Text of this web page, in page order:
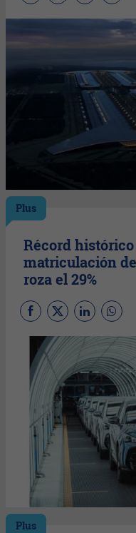
Plus
Récord
matriculación
roza el 29%
Plus